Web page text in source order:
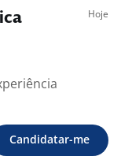
Hoje
Candidatar-me